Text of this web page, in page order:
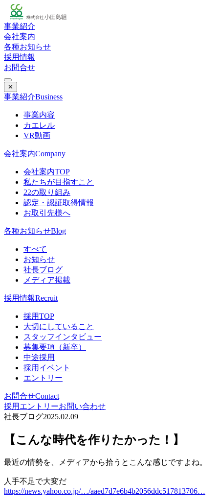
事業紹介
会社案内
各種お知らせ
採用情報
お問合せ
✕
事業紹介Business
事業内容
カエレル
VR動画
会社案内Company
会社案内TOP
私たちが目指すこと
22の取り組み
認定・認証取得情報
お取引先様へ
各種お知らせBlog
すべて
お知らせ
社長ブログ
メディア掲載
採用情報Recruit
採用TOP
大切にしていること
スタッフインタビュー
募集要項（新卒）
中途採用
採用イベント
エントリー
お問合せContact
採用エントリーお問い合わせ
社長ブログ2025.02.09
【こんな時代を作りたかった！】
最近の情勢を、メディアから拾うとこんな感じですよね。
人手不足で大変だ
https://news.yahoo.co.jp/…/aaed7d7e6b4b2056ddc517813706…